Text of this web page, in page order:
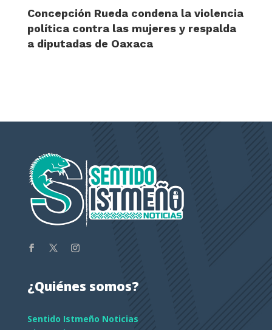
Concepción Rueda condena la violencia
política contra las mujeres y respalda
a diputadas de Oaxaca
¿Quiénes somos?
Sentido Istmeño Noticias